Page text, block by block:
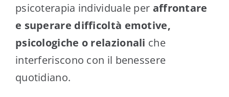
psicoterapia individuale per affrontare
e superare difficoltà emotive,
psicologiche o relazionali che
interferiscono con il benessere
quotidiano.